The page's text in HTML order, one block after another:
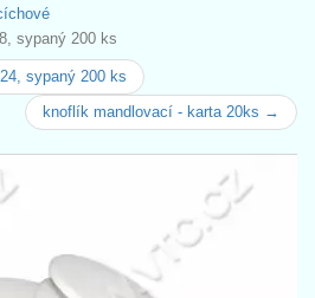
sypaný 200 ks
sypaný 200 ks
knoflík mandlovací - karta 20ks →